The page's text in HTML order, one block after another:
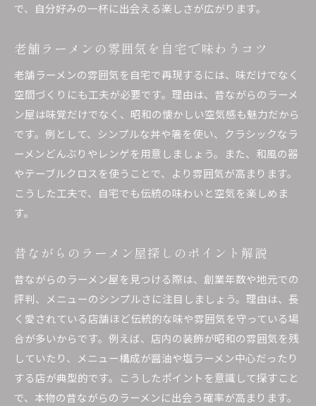
で、自分好みの一杯に出会える楽しさが広がります。
老舗ラーメンの雰囲気を自宅で味わうコツ
老舗ラーメンの雰囲気を自宅で再現するには、味だけでなく
空間づくりにも工夫が必要です。理由は、昔ながらのラーメ
ン屋は味覚だけでなく、昭和の懐かしい空気感も魅力だから
です。例として、シンプルな丼や箸を使い、クラシックなラ
ーメンどんぶりやレンゲを用意しましょう。また、和風の器
やテーブルクロスを使うことで、より雰囲気が高まります。
こうした工夫で、自宅でも伝統の味わいと空気を楽しめま
す。
昔ながらのラーメン屋探しのポイント解説
昔ながらのラーメン屋を見つける際は、創業年数や地元での
評判、メニューのシンプルさに注目しましょう。理由は、長
く愛されている店舗ほど伝統的な味や雰囲気を守っている場
合が多いからです。例えば、店内の装飾が昭和の雰囲気を残
していたり、メニュー構成が醤油や塩ラーメン中心だったり
する店が典型的です。こうしたポイントを意識して探すこと
で、本物の昔ながらのラーメンに出会う確率が高まります。